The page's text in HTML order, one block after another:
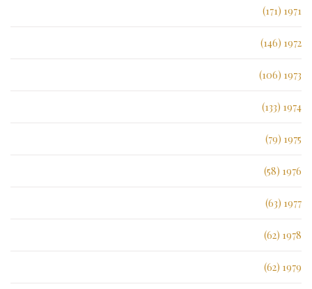
1971 (171)
1972 (146)
1973 (106)
1974 (133)
1975 (79)
1976 (58)
1977 (63)
1978 (62)
1979 (62)